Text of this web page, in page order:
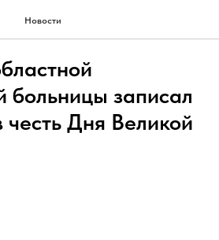
Новости
больницы записал
честь Дня Великой